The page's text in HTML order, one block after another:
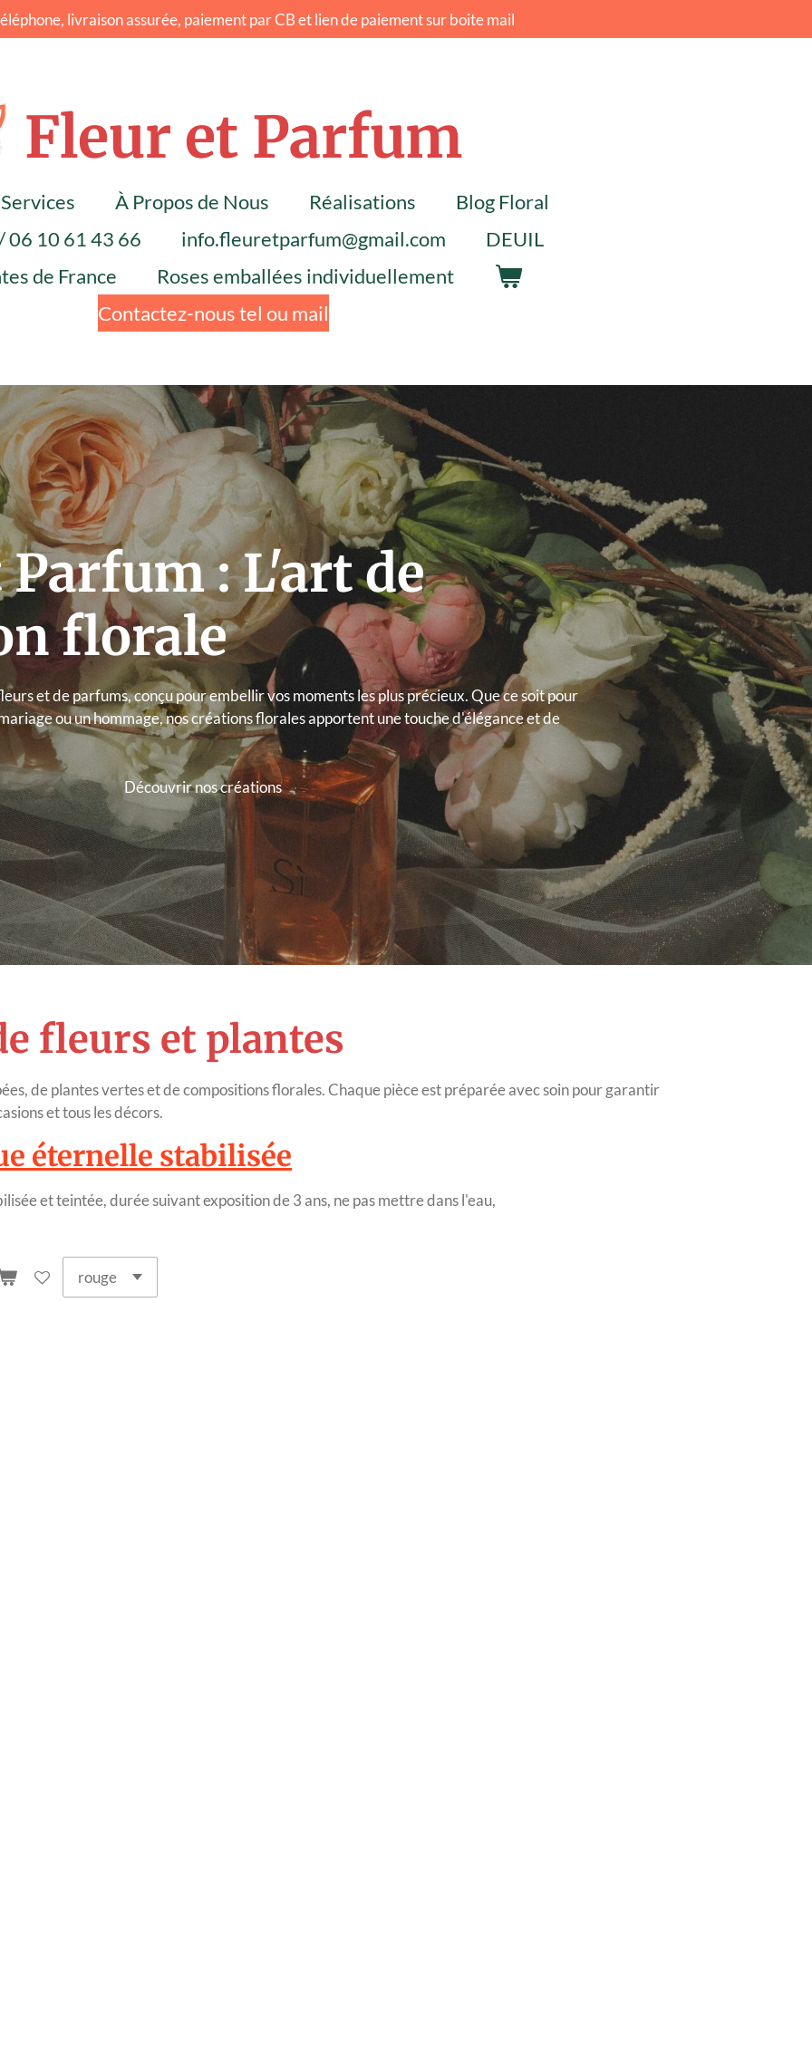
livraison assurée, paiement par CB et lien de paiement sur boite mail
Fleur et Parfum
À Propos de Nous Réalisations
Blog Floral
06 10 61 43 66
info.fleuretparfum@gmail.com
DEUIL
de France
Roses emballées individuellement
Contactez-nous tel ou mail
: L'art de
florale
et de parfums, conçu pour embellir vos moments les plus précieux. Que ce soit pour
ou un hommage, nos créations florales apportent une touche d'élégance et de
Découvrir nos créations
fleurs et plantes
de plantes vertes et de compositions florales. Chaque pièce est préparée avec soin pour garantir
et tous les décors.
éternelle stabilisée
et teintée, durée suivant exposition de 3 ans, ne pas mettre dans l'eau,